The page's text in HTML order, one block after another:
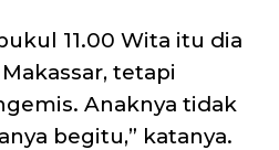
11.00 Wita itu dia
tetapi
Anaknya tidak
begitu,” katanya.